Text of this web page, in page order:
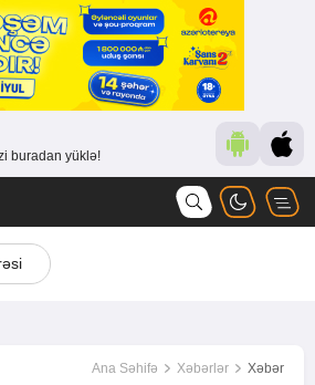
buradan yüklə!
Ana Səhifə Xəbərlər Xəbər